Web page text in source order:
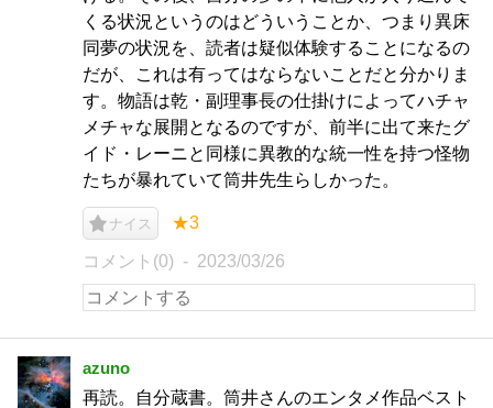
くる状況というのはどういうことか、つまり異床
同夢の状況を、読者は疑似体験することになるの
だが、これは有ってはならないことだと分かりま
す。物語は乾・副理事長の仕掛けによってハチャ
メチャな展開となるのですが、前半に出て来たグ
イド・レーニと同様に異教的な統一性を持つ怪物
たちが暴れていて筒井先生らしかった。
ナイス ★3
コメント(0) 2023/03/26
azuno
再読。自分蔵書。筒井さんのエンタメ作品ベスト